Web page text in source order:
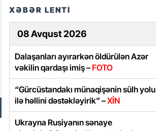
XƏBƏR LENTİ
08 Avqust 2026
Dalaşanları ayırarkən öldürülən Azər
vəkilin qardaşı imiş –FOTO
“Gürcüstandakı münaqişənin sülh yolu
ilə həllini dəstəkləyirik” –XİN
Ukrayna Rusiyanın sənaye